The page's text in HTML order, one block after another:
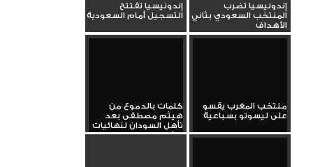
إندونيسيا تضرب
المنتخب السعودي بثاني
الأهداف
إندونيسيا تفتتح
التسجيل أمام السعودية
منتخب المغرب يقسو
على ليسوتو بسباعية
كلمات بالدموع من
هيثم مصطفى بعد
تأهل السودان لنهائيات
الأمم...